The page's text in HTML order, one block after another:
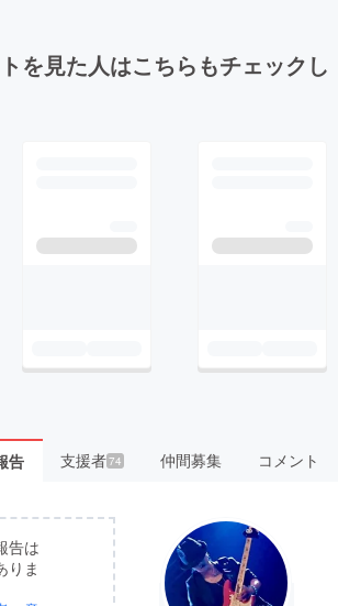
を見た人はこちらもチェックし
告 支援者74 仲間募集 コメント
告は
りま